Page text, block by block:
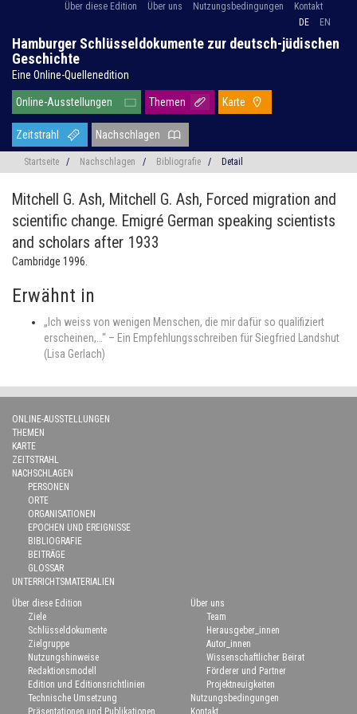
Über diese Edition Über uns Nutzungsbedingungen
Kontakt
DE
EN
Hamburger Schlüsseldokumente zur deutsch-jüdischen
Geschichte
Eine Online-Quellenedition
Online-Ausstellungen Themen Karte
Zeitstrahl Nachschlagen
Startseite / Nachschlagen / Bibliografie / Detail
Mitchell G. Ash, Mitchell G. Ash, Forced migration and
scientific change. Emigré German speaking scientists
and scholars after 1933
Cambridge 1996.
Erwähnt in
„Ich weiss von wenigen Menschen, die mir dafür so qualifiziert
erscheinen,…“ – Ein Empfehlungsschreiben für Siegfried Landshut
(Lisa Gerlach)
ONLINE-AUSSTELLUNGEN
THEMEN
KARTE
ZEITSTRAHL
NACHSCHLAGEN
PERSONEN
ORTE
ORGANISATIONEN
EPOCHEN UND EREIGNISSE
BIBLIOGRAFIE
BEITRÄGE
GLOSSAR
UNTERRICHTSMATERIALIEN
Über diese Edition
Ziele
Schlüsseldokumente
Zielgruppe
Nutzungshinweise
Redaktionsmodell
Edition und Editionsrichtlinien
Technische Umsetzung
Präsentationen und Publikationen
Über uns
Team
Herausgeber_innen
Autor_innen
Wissenschaftlicher Beirat
Förderer und Partner
Projektneuigkeiten
Nutzungsbedingungen
Kontakt